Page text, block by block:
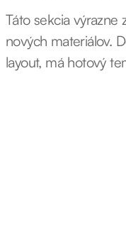
Táto sekcia výrazne
nových materiálov.
layout, má hotový